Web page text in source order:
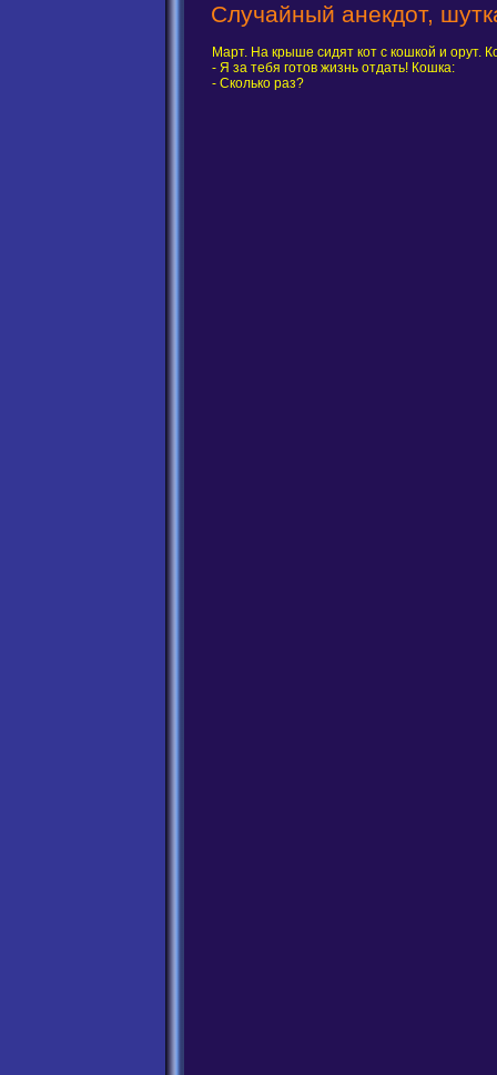
Случайный анекдот,
Март. На крыше сидят кот с кошкой и орут.
- Я за тебя готов жизнь отдать! Кошка:
- Сколько раз?